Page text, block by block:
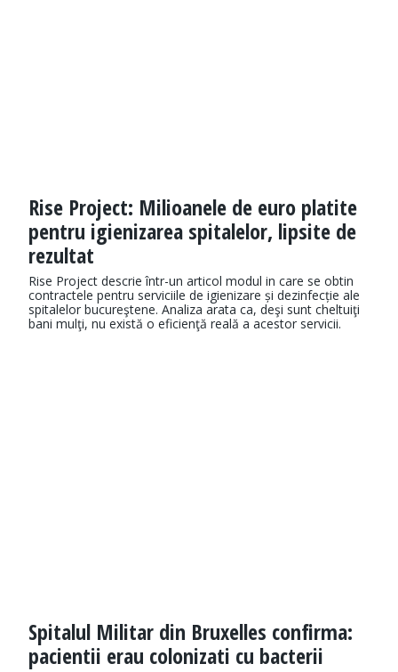
Rise Project: Milioanele de euro platite
pentru igienizarea spitalelor, lipsite de
rezultat
Rise Project descrie într-un articol modul in care se obtin
contractele pentru serviciile de igienizare și dezinfecție ale
spitalelor bucureştene. Analiza arata ca, deşi sunt cheltuiţi
bani mulţi, nu există o eficienţă reală a acestor servicii.
Spitalul Militar din Bruxelles confirma:
pacientii erau colonizati cu bacterii